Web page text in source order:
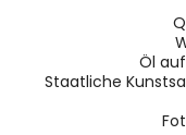
Öl
Staatliche